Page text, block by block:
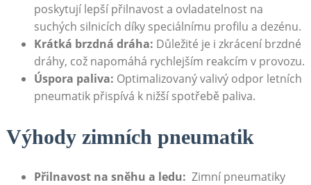
poskytují lepší přilnavost a ovladatelnost ‌na
suchých silnicích díky speciálnímu ⁤profilu a dezénu.
Krátká brzdná dráha: ⁤Důležité je i zkrácení brzdné
dráhy, ⁢což napomáhá rychlejším ⁢reakcím v provozu.
Úspora paliva: Optimalizovaný valivý odpor letních
pneumatik přispívá k nižší spotřebě paliva.
Výhody zimních pneumatik
Přilnavost na sněhu a ledu: ‍ Zimní pneumatiky